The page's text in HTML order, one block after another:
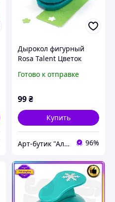
Дырокол фигурный
Rosa Talent Цветок
Готово к отправке
99₴
Купить
Арт-бутик "Алізарин" 96%